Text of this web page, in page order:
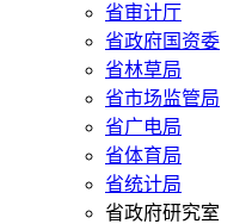
省审计厅
省政府国资委
省林草局
省市场监管局
省广电局
省体育局
省统计局
省政府研究室